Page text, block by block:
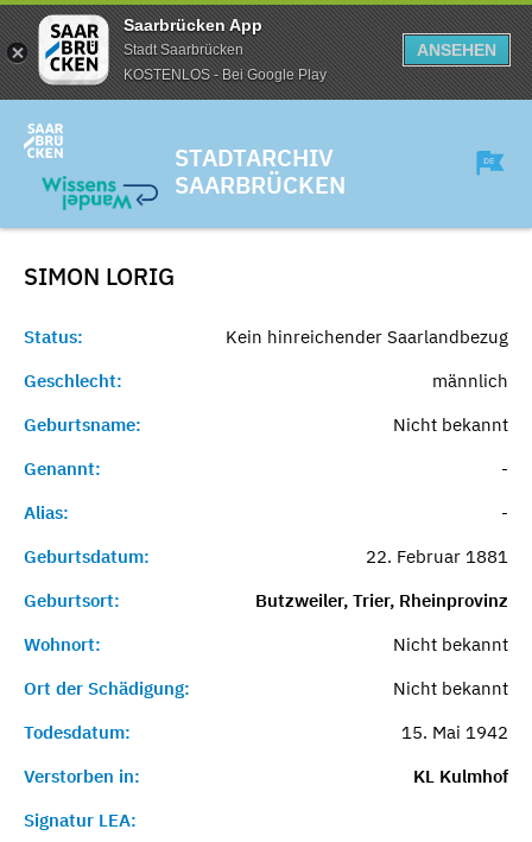
Saarbrücken App
Stadt Saarbrücken
KOSTENLOS - Bei Google Play
ANSEHEN
STADTARCHIV
SAARBRÜCKEN
SIMON LORIG
Status:
Kein hinreichender Saarlandbezug
Geschlecht:
männlich
Geburtsname:
Nicht bekannt
Genannt:
-
Alias:
-
Geburtsdatum:
22. Februar 1881
Geburtsort:
Butzweiler, Trier, Rheinprovinz
Wohnort:
Nicht bekannt
Ort der Schädigung:
Nicht bekannt
Todesdatum:
15. Mai 1942
Verstorben in:
KL Kulmhof
Signatur LEA: